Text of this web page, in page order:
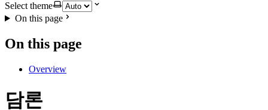
Select theme
On this page
On this page
Overview
담론